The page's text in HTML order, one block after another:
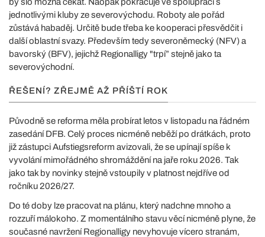
jednotlivými kluby ze severovýchodu. Roboty ale pořád
zůstává habaděj. Určitě bude třeba ke kooperaci přesvědčit i
další oblastní svazy. Především tedy severoněmecký (NFV) a
bavorský (BFV), jejichž Regionalligy "trpí” stejně jako ta
severovýchodní.
ŘEŠENÍ? ZŘEJMĚ AŽ PŘÍŠTÍ ROK
Původně se reforma měla probírat letos v listopadu na řádném
zasedání DFB. Celý proces nicméně neběží po drátkách, proto
již zástupci Aufstiegsreform avizovali, že se upínají spíše k
vyvolání mimořádného shromáždění na jaře roku 2026. Tak
jako tak by novinky stejně vstoupily v platnost nejdříve od
ročníku 2026/27.
Do té doby lze pracovat na plánu, který nadchne mnoho a
rozzuří málokoho. Z momentálního stavu věcí nicméně plyne, že
současné navržení Regionalligy nevyhovuje vícero stranám,